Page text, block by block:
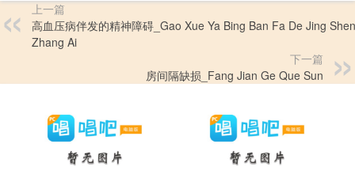
上一篇
高血压病伴发的精神障碍_Gao Xue Ya Bing Ban Fa De Jing Shen
Zhang Ai
下一篇
房间隔缺损_Fang Jian Ge Que Sun